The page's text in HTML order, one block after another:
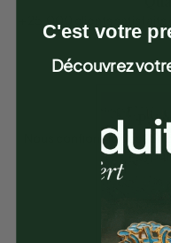
+ 25.000 clients satisfaits
Nous confions la gestion
Paypal
C'est votre
Découvrez